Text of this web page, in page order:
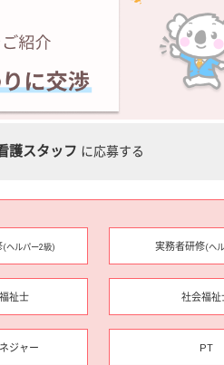
護スタッフ に応募する
(ヘルパー2級) 実務者研修(ヘ
祉士 社会福祉
ジャー PT